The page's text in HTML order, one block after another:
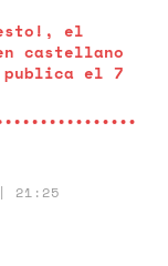
el
castellano
publica el 7
| 21:25